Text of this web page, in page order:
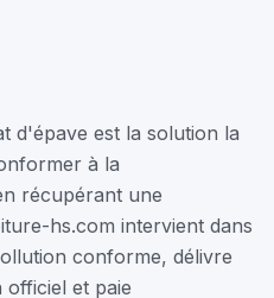
d'épave est la solution la
à la
récupérant une
hs.com intervient dans
conforme, délivre
et paie